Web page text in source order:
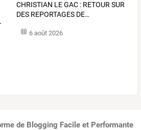
CHRISTIAN LEGAC : RETOUR SUR
DES REPORTAGES DE…
6 août 2026
de Blogging Facile et Performante